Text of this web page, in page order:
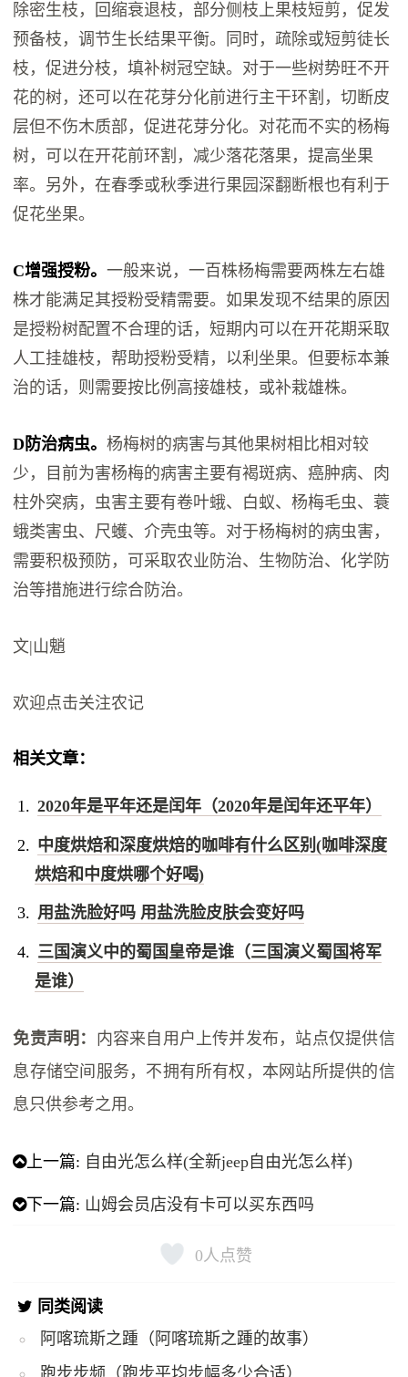
除密生枝，回缩衰退枝，部分侧枝上果枝短剪，促发
预备枝，调节生长结果平衡。同时，疏除或短剪徒长
枝，促进分枝，填补树冠空缺。对于一些树势旺不开
花的树，还可以在花芽分化前进行主干环割，切断皮
层但不伤木质部，促进花芽分化。对花而不实的杨梅
树，可以在开花前环割，减少落花落果，提高坐果
率。另外，在春季或秋季进行果园深翻断根也有利于
促花坐果。
C增强授粉。一般来说，一百株杨梅需要两株左右雄
株才能满足其授粉受精需要。如果发现不结果的原因
是授粉树配置不合理的话，短期内可以在开花期采取
人工挂雄枝，帮助授粉受精，以利坐果。但要标本兼
治的话，则需要按比例高接雄枝，或补栽雄株。
D防治病虫。杨梅树的病害与其他果树相比相对较
少，目前为害杨梅的病害主要有褐斑病、癌肿病、肉
柱外突病，虫害主要有卷叶蛾、白蚁、杨梅毛虫、蓑
蛾类害虫、尺蠖、介壳虫等。对于杨梅树的病虫害，
需要积极预防，可采取农业防治、生物防治、化学防
治等措施进行综合防治。
文|山魈
欢迎点击关注农记
相关文章：
2020年是平年还是闰年（2020年是闰年还平年）
中度烘焙和深度烘焙的咖啡有什么区别(咖啡深度
烘焙和中度烘哪个好喝)
用盐洗脸好吗 用盐洗脸皮肤会变好吗
三国演义中的蜀国皇帝是谁（三国演义蜀国将军
是谁）
免责声明： 内容来自用户上传并发布，站点仅提供信
息存储空间服务，不拥有所有权，本网站所提供的信
息只供参考之用。
上一篇: 自由光怎么样(全新jeep自由光怎么样)
下一篇: 山姆会员店没有卡可以买东西吗
0人点赞
同类阅读
阿喀琉斯之踵（阿喀琉斯之踵的故事）